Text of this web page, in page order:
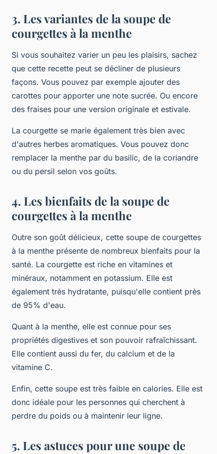
3. Les variantes de la soupe de
courgettes à la menthe
Si vous souhaitez varier un peu les plaisirs, sachez
que cette recette peut se décliner de plusieurs
façons. Vous pouvez par exemple ajouter des
carottes pour apporter une note sucrée. Ou encore
des fraises pour une version originale et estivale.
La courgette se marie également très bien avec
d'autres herbes aromatiques. Vous pouvez donc
remplacer la menthe par du basilic, de la coriandre
ou du persil selon vos goûts.
4. Les bienfaits de la soupe de
courgettes à la menthe
Outre son goût délicieux, cette soupe de courgettes
à la menthe présente de nombreux bienfaits pour la
santé. La courgette est riche en vitamines et
minéraux, notamment en potassium. Elle est
également très hydratante, puisqu'elle contient près
de 95% d'eau.
Quant à la menthe, elle est connue pour ses
propriétés digestives et son pouvoir rafraîchissant.
Elle contient aussi du fer, du calcium et de la
vitamine C.
Enfin, cette soupe est très faible en calories. Elle est
donc idéale pour les personnes qui cherchent à
perdre du poids ou à maintenir leur ligne.
5. Les astuces pour une soupe de